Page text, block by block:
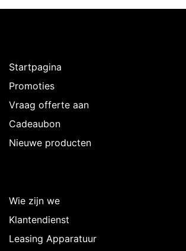
Startpagina
Promoties
Vraag offerte aan
Cadeaubon
Nieuwe producten
Wie zijn we
Klantendienst
Leasing Apparatuur